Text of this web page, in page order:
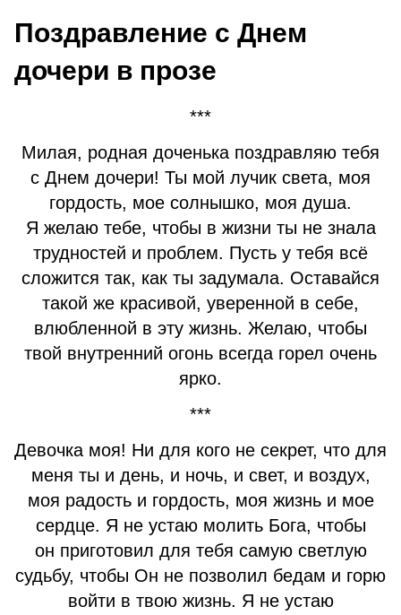
Поздравление с Днем
дочери в прозе
***
Милая, родная доченька поздравляю тебя
с Днем дочери! Ты мой лучик света, моя
гордость, мое солнышко, моя душа.
Я желаю тебе, чтобы в жизни ты не знала
трудностей и проблем. Пусть у тебя всё
сложится так, как ты задумала. Оставайся
такой же красивой, уверенной в себе,
влюбленной в эту жизнь. Желаю, чтобы
твой внутренний огонь всегда горел очень
ярко.
***
Девочка моя! Ни для кого не секрет, что для
меня ты и день, и ночь, и свет, и воздух,
моя радость и гордость, моя жизнь и мое
сердце. Я не устаю молить Бога, чтобы
он приготовил для тебя самую светлую
судьбу, чтобы Он не позволил бедам и горю
войти в твою жизнь. Я не устаю